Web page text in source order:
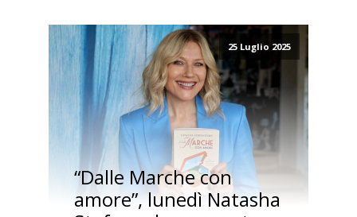
25 Luglio 2025
“Dalle Marche con
amore”, lunedì Natasha